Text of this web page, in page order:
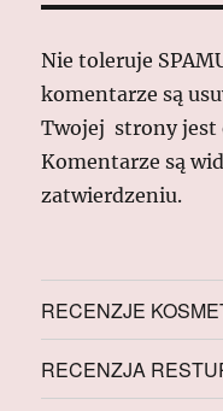
Nie toleruje
komentarze są
Twojej strony jest
Komentarze są
zatwierdzeniu.
RECENZJE
RECENZJA